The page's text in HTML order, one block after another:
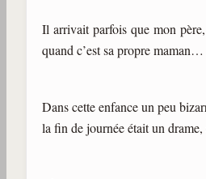
Il arrivait parfois que mon
quand c’est sa propre maman…
Dans cette enfance un peu
la fin de journée était un